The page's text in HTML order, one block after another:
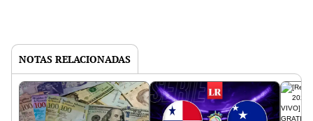
NOTAS RELACIONADAS